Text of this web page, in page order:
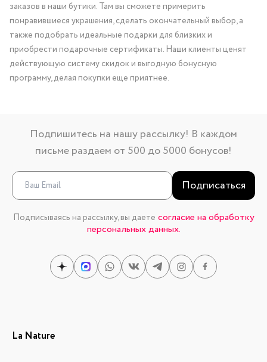
заказов в наши бутики. Там вы сможете примерить
понравившиеся украшения, сделать окончательный выбор, а
также подобрать идеальные подарки для близких и
приобрести подарочные сертификаты. Наши клиенты ценят
действующую систему скидок и выгодную бонусную
программу, делая покупки еще приятнее.
Подпишитесь на нашу рассылку! В каждом
письме раздаем от 500 до 5000 бонусов!
Подписаться
Подписываясь на рассылку, вы даете согласие на обработку
персональных данных.
La Nature